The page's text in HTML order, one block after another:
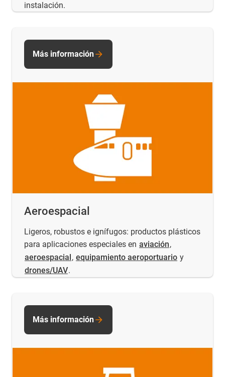
instalación.
Aeroespacial
Ligeros, robustos e ignífugos: productos plásticos
para aplicaciones especiales en aviación,
aeroespacial, equipamiento aeroportuario y
drones/UAV.
Más información
Más información